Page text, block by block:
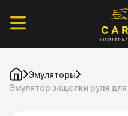
Эмуляторы
Эмулятор защелки руля